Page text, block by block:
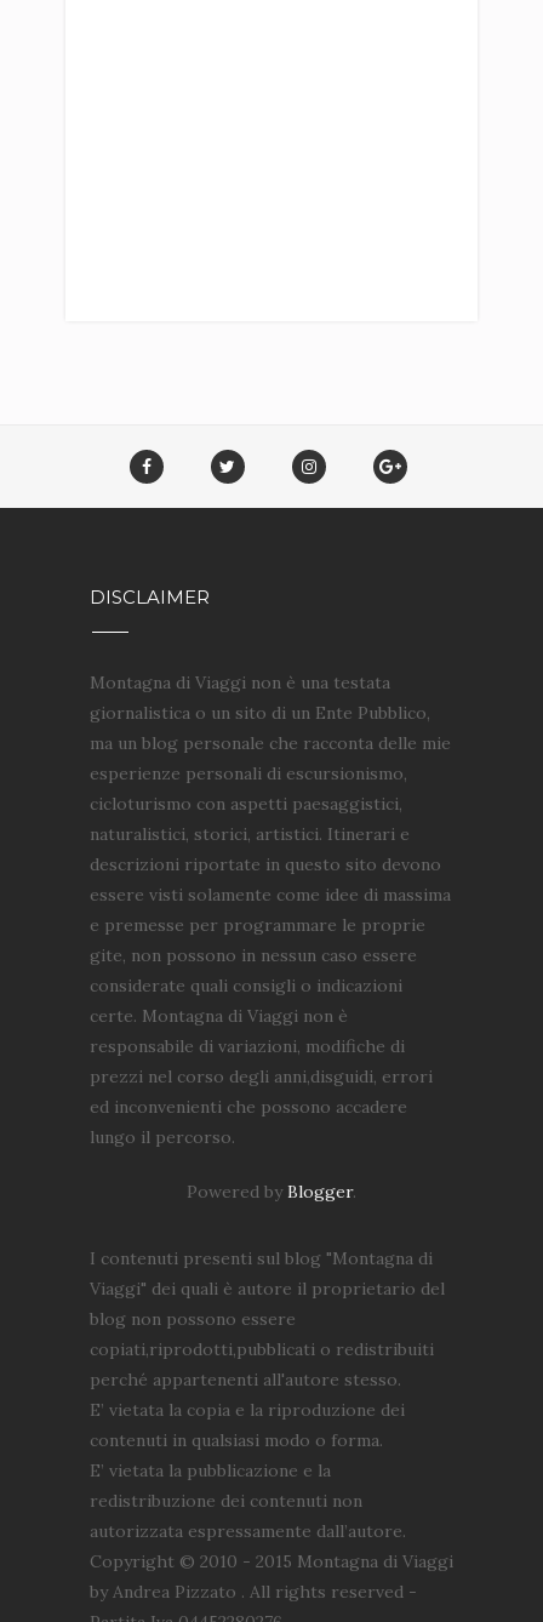
DISCLAIMER
Montagna di Viaggi non è una testata
giornalistica o un sito di un Ente Pubblico,
ma un blog personale che racconta delle mie
esperienze personali di escursionismo,
cicloturismo con aspetti paesaggistici,
naturalistici, storici, artistici. Itinerari e
descrizioni riportate in questo sito devono
essere visti solamente come idee di massima
e premesse per programmare le proprie
gite, non possono in nessun caso essere
considerate quali consigli o indicazioni
certe. Montagna di Viaggi non è
responsabile di variazioni, modifiche di
prezzi nel corso degli anni,disguidi, errori
ed inconvenienti che possono accadere
lungo il percorso.
Powered byBlogger.
I contenuti presenti sul blog "Montagna di
Viaggi" dei quali è autore il proprietario del
blog non possono essere
copiati,riprodotti,pubblicati o redistribuiti
perché appartenenti all'autore stesso.
E’ vietata la copia e la riproduzione dei
contenuti in qualsiasi modo o forma.
E’ vietata la pubblicazione e la
redistribuzione dei contenuti non
autorizzata espressamente dall’autore.
Copyright © 2010 - 2015 Montagna di Viaggi
by Andrea Pizzato . All rights reserved -